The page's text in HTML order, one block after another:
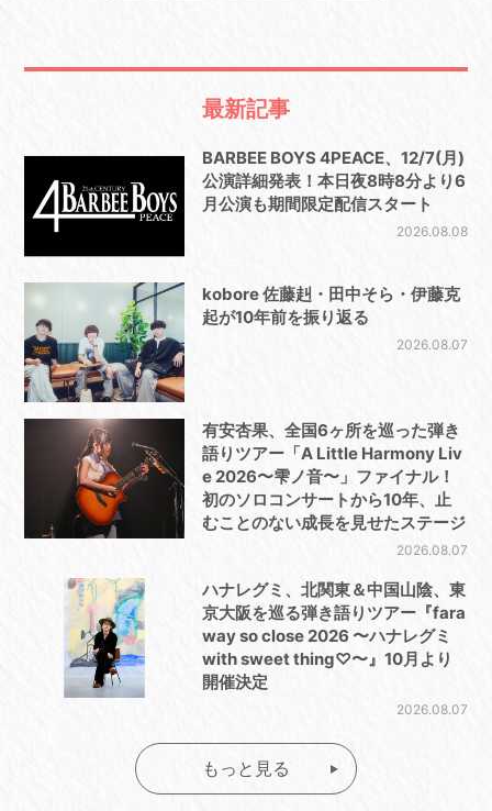
最新記事
BARBEE BOYS 4PEACE、12/7(月)
公演詳細発表！本日夜8時8分より6
月公演も期間限定配信スタート
2026.08.08
kobore 佐藤赳・田中そら・伊藤克
起が10年前を振り返る
2026.08.07
有安杏果、全国6ヶ所を巡った弾き
語りツアー「A Little Harmony Liv
e 2026〜雫ノ音〜」ファイナル！
初のソロコンサートから10年、止
むことのない成長を見せたステージ
2026.08.07
ハナレグミ、北関東＆中国山陰、東
京大阪を巡る弾き語りツアー『fara
way so close 2026 〜ハナレグミ
with sweet thing♡〜』10月より
開催決定
2026.08.07
もっと見る